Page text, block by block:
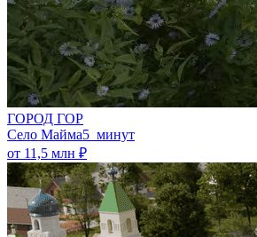
ГОРОД ГОР
Село Майма5 минут
от 11,5 млн ₽